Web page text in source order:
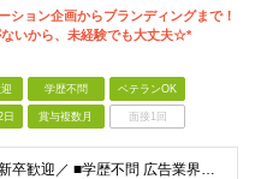
ション企画からブランディングまで！
ないから、未経験でも大丈夫☆*
学歴不問 ベテランOK
日 賞与複数月 面接1回
＼未経験・第二新卒歓迎／ ■学歴不問 広告業界の知識や経験は一切不問。 未経験から活躍している先輩が多数在籍中です！ ＜こんな方にオススメです！＞ ◎広告・マーケティングの世界に興味がある ◎自